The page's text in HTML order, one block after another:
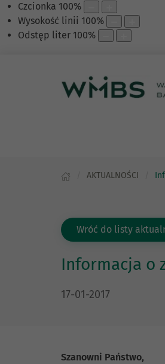
Czcionka 100%
Wysokość linii 100%
Odstęp liter 100%
AKTUALNOŚCI
Wróć do listy
Informacja o
DATA PUBLIKACJI:
17-01-2017
Szanowni Państwo,